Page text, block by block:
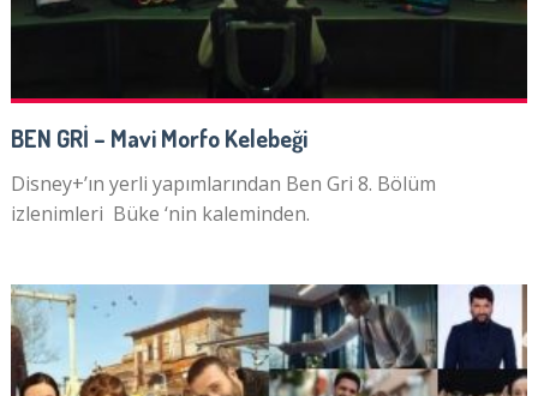
BEN GRİ – Mavi Morfo Kelebeği
Disney+’ın yerli yapımlarından Ben Gri 8. Bölüm
izlenimleri Büke ‘nin kaleminden.